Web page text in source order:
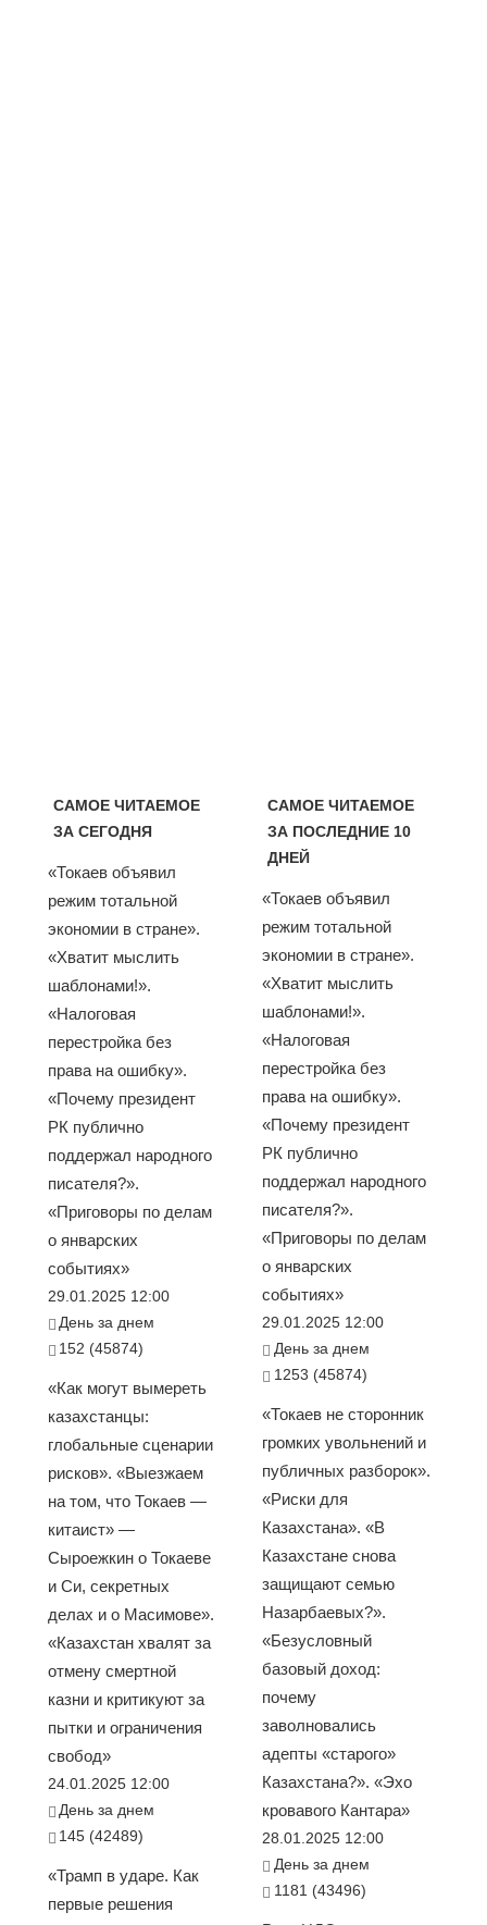
САМОЕ ЧИТАЕМОЕ
ЗА СЕГОДНЯ
«Токаев объявил
режим тотальной
экономии в стране».
«Хватит мыслить
шаблонами!».
«Налоговая
перестройка без
права на ошибку».
«Почему президент
РК публично
поддержал народного
писателя?».
«Приговоры по делам
о январских
событиях»
29.01.2025 12:00
День за днем
152 (45874)
«Как могут вымереть
казахстанцы:
глобальные сценарии
рисков». «Выезжаем
на том, что Токаев —
китаист» —
Сыроежкин о Токаеве
и Си, секретных
делах и о Масимове».
«Казахстан хвалят за
отмену смертной
казни и критикуют за
пытки и ограничения
свобод»
24.01.2025 12:00
День за днем
145 (42489)
«Трамп в ударе. Как
первые решения
САМОЕ ЧИТАЕМОЕ
ЗА ПОСЛЕДНИЕ 10
ДНЕЙ
«Токаев объявил
режим тотальной
экономии в стране».
«Хватит мыслить
шаблонами!».
«Налоговая
перестройка без
права на ошибку».
«Почему президент
РК публично
поддержал народного
писателя?».
«Приговоры по делам
о январских
событиях»
29.01.2025 12:00
День за днем
1253 (45874)
«Токаев не сторонник
громких увольнений и
публичных разборок».
«Риски для
Казахстана». «В
Казахстане снова
защищают семью
Назарбаевых?».
«Безусловный
базовый доход:
почему
заволновались
адепты «старого»
Казахстана?». «Эхо
кровавого Кантара»
28.01.2025 12:00
День за днем
1181 (43496)